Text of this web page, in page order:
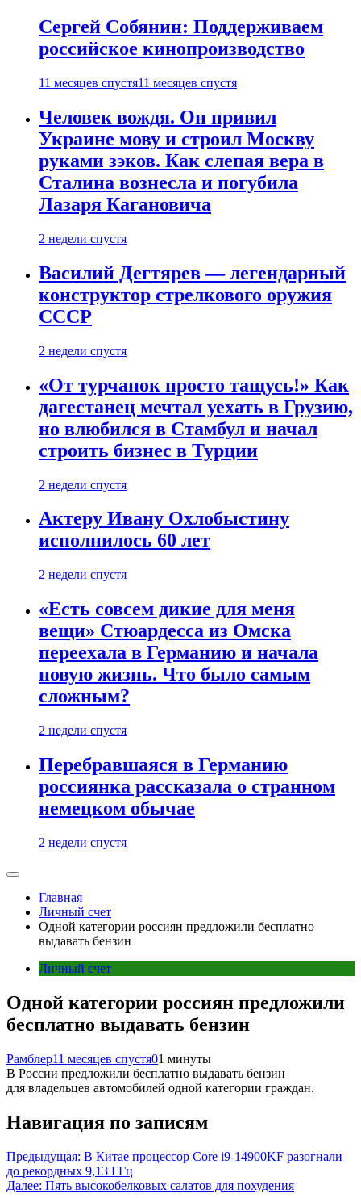
Сергей Собянин: Поддерживаем
российское кинопроизводство
11 месяцев спустя11 месяцев спустя
Человек вождя. Он привил
Украине мову и строил Москву
руками зэков. Как слепая вера в
Сталина вознесла и погубила
Лазаря Кагановича
2 недели спустя
Василий Дегтярев — легендарный
конструктор стрелкового оружия
СССР
2 недели спустя
«От турчанок просто тащусь!» Как
дагестанец мечтал уехать в Грузию,
но влюбился в Стамбул и начал
строить бизнес в Турции
2 недели спустя
Актеру Ивану Охлобыстину
исполнилось 60 лет
2 недели спустя
«Есть совсем дикие для меня
вещи» Стюардесса из Омска
переехала в Германию и начала
новую жизнь. Что было самым
сложным?
2 недели спустя
Перебравшаяся в Германию
россиянка рассказала о странном
немецком обычае
2 недели спустя
Главная
Личный счет
Одной категории россиян предложили бесплатно
выдавать бензин
Личный счет
Одной категории россиян предложили
бесплатно выдавать бензин
Рамблер11 месяцев спустя01 минуты
В России предложили бесплатно выдавать бензин
для владельцев автомобилей одной категории граждан.
Навигация по записям
Предыдущая: В Китае процессор Core i9-14900KF разогнали
до рекордных 9,13 ГГц
Далее: Пять высокобелковых салатов для похудения